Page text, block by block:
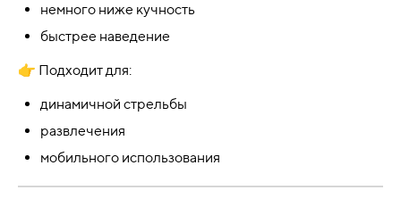
немного ниже кучность
быстрее наведение
👉 Подходит для:
динамичной стрельбы
развлечения
мобильного использования